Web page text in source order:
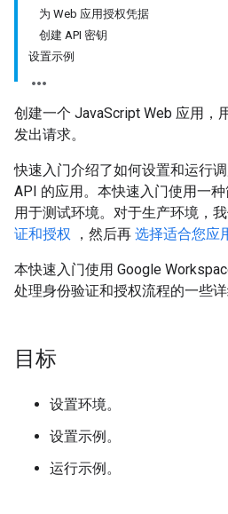
为 Web 应用授权凭据
创建 API 密钥
设置示例
创建一个 JavaScript Web 应用，
发出请求。
快速入门介绍了如何设置和运行
API 的应用。本快速入门使用一
用于测试环境。对于生产环境，
证和授权 ，然后再 选择适合您应
本快速入门使用 Google
处理身份验证和授权流程的一些详
目标
设置环境。
设置示例。
运行示例。